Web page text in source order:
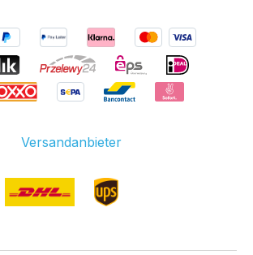
Versandanbieter